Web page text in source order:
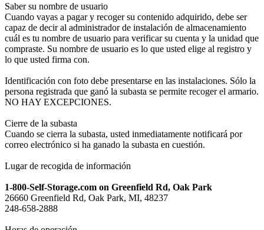
Saber su nombre de usuario
Cuando vayas a pagar y recoger su contenido adquirido, debe ser
capaz de decir al administrador de instalación de almacenamiento
cuál es tu nombre de usuario para verificar su cuenta y la unidad que
compraste. Su nombre de usuario es lo que usted elige al registro y
lo que usted firma con.
Identificación con foto debe presentarse en las instalaciones. Sólo la
persona registrada que ganó la subasta se permite recoger el armario.
NO HAY EXCEPCIONES.
Cierre de la subasta
Cuando se cierra la subasta, usted inmediatamente notificará por
correo electrónico si ha ganado la subasta en cuestión.
Lugar de recogida de información
1-800-Self-Storage.com on Greenfield Rd, Oak Park
26660 Greenfield Rd, Oak Park, MI, 48237
248-658-2888